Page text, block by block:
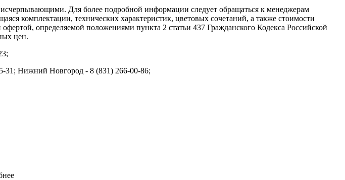
Для более подробной информации следует обращаться к менеджерам
комплектации, технических характеристик, цветовых сочетаний, а также стоимости
определяемой положениями пункта 2 статьи 437 Гражданского Кодекса Российской
цен.
31; Нижний Новгород - 8 (831) 266-00-86;